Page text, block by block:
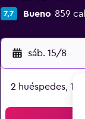
7,7 Bueno 859
sáb. 15/8
2 huéspedes, 1